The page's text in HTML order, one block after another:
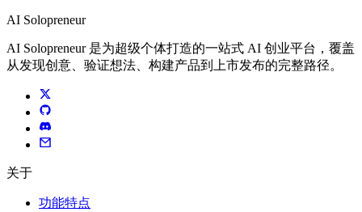
AI Solopreneur
AI Solopreneur 是为超级个体打造的一站式 AI 创业平台，覆盖
从发现创意、验证想法、构建产品到上市发布的完整路径。
关于
功能特点